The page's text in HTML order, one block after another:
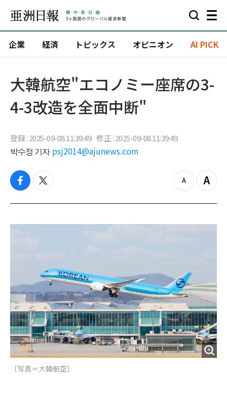
企業 経済 トピックス オピニオン AI PICK
大韓航空"エコノミー座席の3-
4-3改造を全面中断"
登録 : 2025-09-08 11:39:49 修正 : 2025-09-08 11:39:49
박수정 기자 psj2014@ajunews.com
f
c
b
t
i
t
z
o
o
Z
o
i
［写真＝大韓航空］